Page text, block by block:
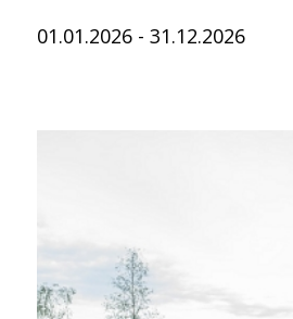
01.01.2026 - 31.12.2026